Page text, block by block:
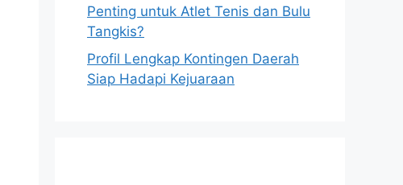
Penting untuk Atlet Tenis dan Bulu
Tangkis?
Profil Lengkap Kontingen Daerah
Siap Hadapi Kejuaraan